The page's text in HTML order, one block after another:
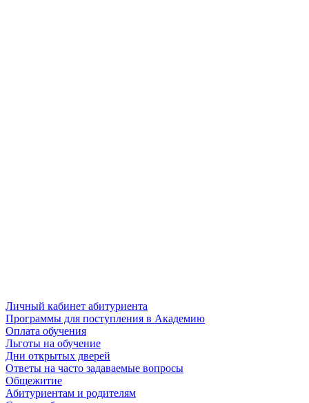
Личный кабинет абитуриента
Программы для поступления в Академию
Оплата обучения
Льготы на обучение
Дни открытых дверей
Ответы на часто задаваемые вопросы
Общежитие
Абитуриентам и родителям